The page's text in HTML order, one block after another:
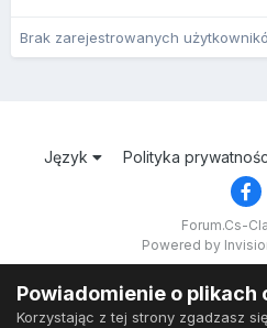
Brak zarejestrowanych
Język Polityka
Forum.Cs-
Powered by
Powiadomienie o plikach
Korzystając z tej strony zgadzasz